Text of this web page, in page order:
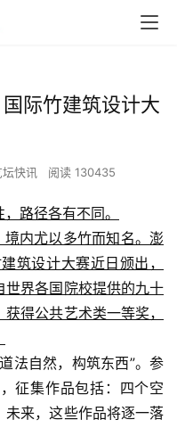
际竹建筑设计大
坛快讯 阅读 130435
路径各有不同。
境内尤以多竹而知名。澎
筑设计大赛近日颁出，
界各国院校提供的九十
得公共艺术类一等奖，
法自然，构筑东西”。参
征集作品包括：四个空
未来，这些作品将逐一落